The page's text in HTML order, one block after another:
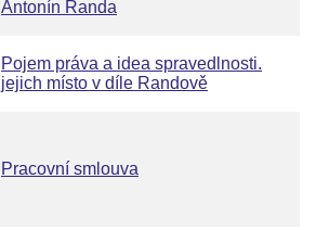
Antonín Randa
Pojem práva a idea spravedlnosti.
jejich místo v díle Randově
Pracovní smlouva